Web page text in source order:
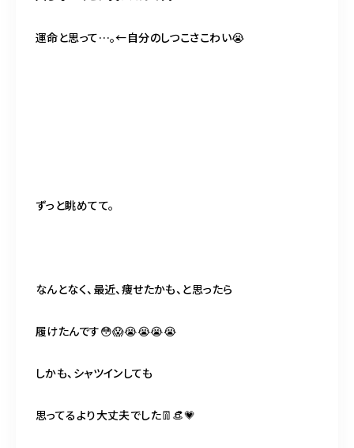
運命と思って…。←自分のしつこさこわい😭
ずっと眺めてて。
なんとなく、最近、痩せたかも、と思ったら
履けたんです😳😱😭😭😭😭
しかも、シャツインしても
思ってるより大丈夫でした👖👒💗